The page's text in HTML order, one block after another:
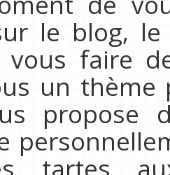
le blog,
faire
un thème
propose
tartes